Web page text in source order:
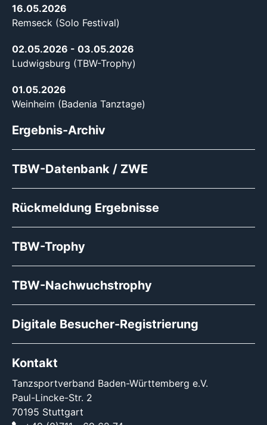
16.05.2026
Remseck (Solo Festival)
02.05.2026 - 03.05.2026
Ludwigsburg (TBW-Trophy)
01.05.2026
Weinheim (Badenia Tanztage)
Ergebnis-Archiv
TBW-Datenbank / ZWE
Rückmeldung Ergebnisse
TBW-Trophy
TBW-Nachwuchstrophy
Digitale Besucher-Registrierung
Kontakt
Tanzsportverband Baden-Württemberg e.V.
Paul-Lincke-Str. 2
70195 Stuttgart